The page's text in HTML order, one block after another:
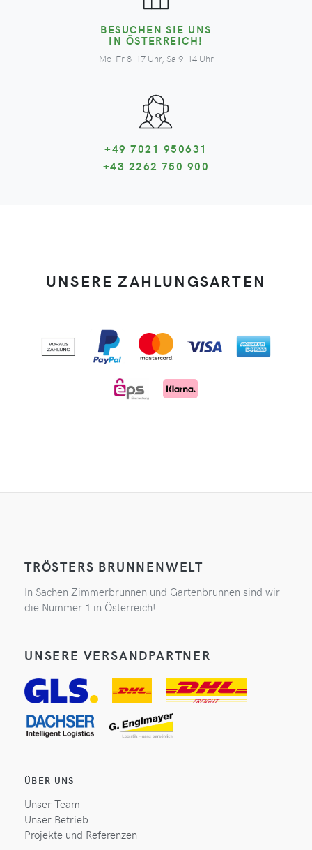
BESUCHEN SIE UNS
IN ÖSTERREICH!
Mo-Fr 8-17 Uhr, Sa 9-14 Uhr
+49 7021 950631
+43 2262 750 900
UNSERE ZAHLUNGSARTEN
TRÖSTERS BRUNNENWELT
In Sachen Zimmerbrunnen und Gartenbrunnen sind wir
die Nummer 1 in Österreich!
UNSERE VERSANDPARTNER
ÜBER UNS
Unser Team
Unser Betrieb
Projekte und Referenzen